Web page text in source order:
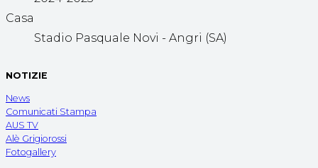
Casa
Stadio Pasquale Novi - Angri (SA)
NOTIZIE
News
Comunicati Stampa
AUS TV
Alè Grigiorossi
Fotogallery